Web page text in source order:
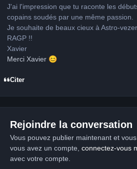
J'ai l'impression que tu raconte les
copains soudés par une même passion.
Je souhaite de beaux cieux à Astro-
RAGP !!
Xavier
Merci Xavier 😊
Citer
Rejoindre la conversation
Vous pouvez publier maintenant et
vous avez un compte, connectez-vous
avec votre compte.